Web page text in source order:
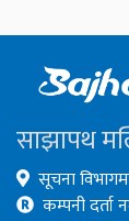
साझापथ
सूचना
कम्पनी दर्ता